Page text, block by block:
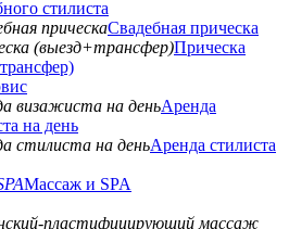
стилиста
Свадебная прическа
Прическа
Аренда
на день
Аренда стилиста
Массаж и SPA